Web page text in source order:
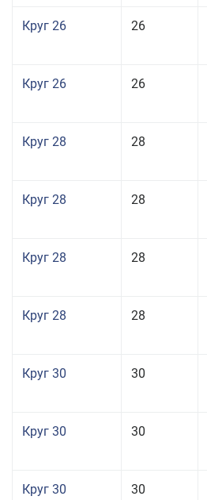
Круг 26 26
Круг 26 26
Круг 28 28
Круг 28 28
Круг 28 28
Круг 28 28
Круг 30 30
Круг 30 30
Круг 30 30